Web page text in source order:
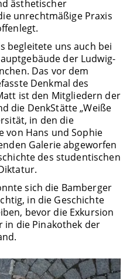
ästhetischer
unrechtmäßige Praxis
begleitete uns auch bei
der Ludwig-
Das vor dem
Denkmal des
ist den Mitgliedern der
die DenkStätte „Weiße
in den die
von Hans und Sophie
Galerie abgeworfen
des studentischen
sich die Bamberger
in die Geschichte
bevor die Exkursion
in die Pinakothek der